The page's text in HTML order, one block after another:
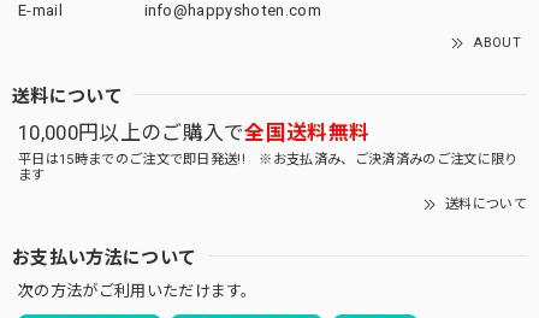
E-mail
info@happyshoten.com
ABOUT
送料について
10,000円以上のご購入で全国送料無料
平日は15時までのご注文で即日発送!! ※お支払済み、ご決済済みのご注文に限り
ます
送料について
お支払い方法について
次の方法がご利用いただけます。